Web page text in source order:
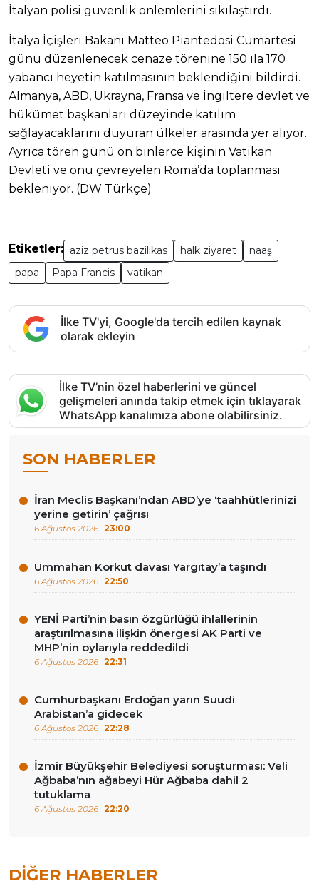
İtalyan polisi güvenlik önlemlerini sıkılaştırdı.
İtalya İçişleri Bakanı Matteo Piantedosi Cumartesi
günü düzenlenecek cenaze törenine 150 ila 170
yabancı heyetin katılmasının beklendiğini bildirdi.
Almanya, ABD, Ukrayna, Fransa ve İngiltere devlet ve
hükümet başkanları düzeyinde katılım
sağlayacaklarını duyuran ülkeler arasında yer alıyor.
Ayrıca tören günü on binlerce kişinin Vatikan
Devleti ve onu çevreyelen Roma’da toplanması
bekleniyor. (DW Türkçe)
Etiketler: aziz petrus bazilikas halk ziyaret
naaş
papa
Papa Francis vatikan
İlke TV'yi, Google'da tercih edilen kaynak
olarak ekleyin
İlke TV’nin özel haberlerini ve güncel
gelişmeleri anında takip etmek için tıklayarak
WhatsApp kanalımıza abone olabilirsiniz.
SON HABERLER
İran Meclis Başkanı’ndan ABD’ye ‘taahhütlerinizi
yerine getirin’ çağrısı
6 Ağustos 2026 23:00
Ummahan Korkut davası Yargıtay’a taşındı
6 Ağustos 2026 22:50
YENİ Parti’nin basın özgürlüğü ihlallerinin
araştırılmasına ilişkin önergesi AK Parti ve
MHP’nin oylarıyla reddedildi
6 Ağustos 2026 22:31
Cumhurbaşkanı Erdoğan yarın Suudi
Arabistan’a gidecek
6 Ağustos 2026 22:28
İzmir Büyükşehir Belediyesi soruşturması: Veli
Ağbaba’nın ağabeyi Hür Ağbaba dahil 2
tutuklama
6 Ağustos 2026 22:20
DIĞER HABERLER